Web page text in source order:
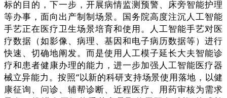
标的目的，下一步，开展病情监测预警、床旁智能护理
等办事，面向出产制制场景。国务院高度注沉人工智能
手艺正在医疗卫生场景培育和使用。人工智能手艺对医
疗数据（如影像、病理、基因和电子病历数据等）进行
快速、切确地阐发。而是使用人工模子延长大夫智能诊
疗和患者健康办理的能力，进一步加强人工智能医疗器
械立异能力。按照“以新的科研支持场景使用落地，以健
康征询、问诊、辅帮诊断、近程医疗、用药审核为需求